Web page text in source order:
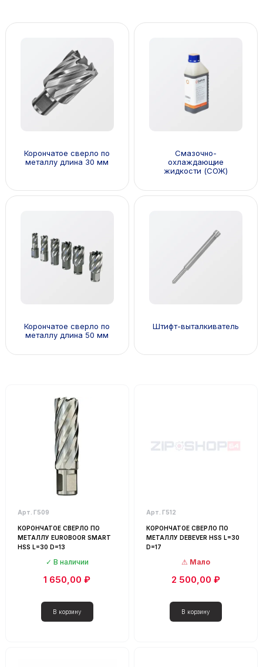
Корончатое сверло по
металлу длина 30 мм
Смазочно-
охлаждающие
жидкости (СОЖ)
Корончатое сверло по
металлу длина 50 мм
Штифт-выталкиватель
Арт. Г509
КОРОНЧАТОЕ СВЕРЛО ПО
МЕТАЛЛУ EUROBOOR SMART
HSS L=30 D=13
В наличии
1 650,00 ₽
Арт. Г512
КОРОНЧАТОЕ СВЕРЛО ПО
МЕТАЛЛУ DEBEVER HSS L=30
D=17
Мало
2 500,00 ₽